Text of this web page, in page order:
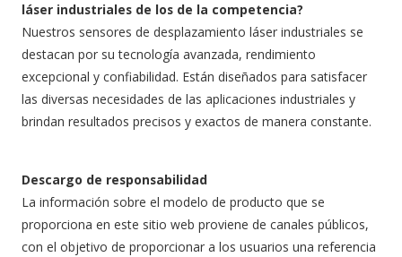
láser industriales de los de la competencia?
Nuestros sensores de desplazamiento láser industriales se
destacan por su tecnología avanzada, rendimiento
excepcional y confiabilidad. Están diseñados para satisfacer
las diversas necesidades de las aplicaciones industriales y
brindan resultados precisos y exactos de manera constante.
Descargo de responsabilidad
La información sobre el modelo de producto que se
proporciona en este sitio web proviene de canales públicos,
con el objetivo de proporcionar a los usuarios una referencia